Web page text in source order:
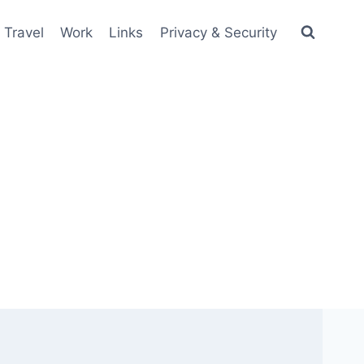
Travel Work Links Privacy & Security